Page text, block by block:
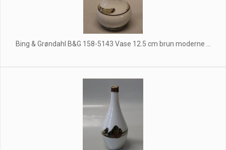
Bing & Grøndahl B&G 158-5143 Vase 12.5 cm brun moderne ...